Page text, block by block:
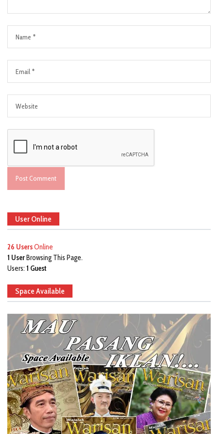
User Online
26 UsersOnline
1 UserBrowsing This Page.
Users: 1 Guest
Space Available